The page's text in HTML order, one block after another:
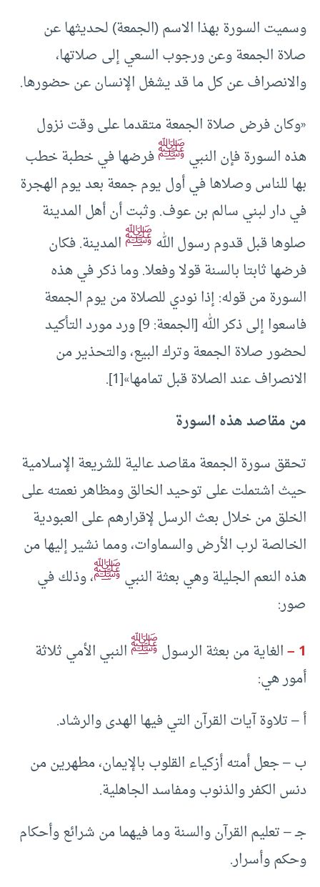
وسميت السورة بهذا الاسم (الجمعة) لحديثها عن
صلاة الجمعة وعن ورجوب السعي إلى صلاتها،
والانصراف عن كل ما قد يشغل الإنسان عن حضورها.
«وكان فرض صلاة الجمعة متقدما على وقت نزول
هذه السورة فإن النبيﷺفرضها في خطبة خطب
بها للناس وصلاها في أول يوم جمعة بعد يوم الهجرة
في دار لبني سالم بن عوف. وثبت أن أهل المدينة
صلوها قبل قدوم رسول اللهﷺالمدينة. فكان
فرضها ثابتا بالسنة قولا وفعلا. وما ذكر في هذه
السورة من قوله: إذا نودي للصلاة من يوم الجمعة
فاسعوا إلى ذكر الله [الجمعة: 9] ورد مورد التأكيد
لحضور صلاة الجمعة وترك البيع، والتحذير من
الانصراف عند الصلاة قبل تمامها»[1]
.
من مقاصد هذه السورة
تحقق سورة الجمعة مقاصد عالية للشريعة الإسلامية
حيث اشتملت على توحيد الخالق ومظاهر نعمته على
الخلق من خلال بعث الرسل لإقرارهم على العبودية
الخالصة لرب الأرض والسماوات، ومما نشير إليها من
هذه النعم الجليلة وهي بعثة النبيﷺ، وذلك في
صور:
1 –
الغاية من بعثة الرسولﷺالنبي الأمي ثلاثة
أمور هي:
أ – تلاوة آيات القرآن التي فيها الهدى والرشاد.
ب – جعل أمته أزكياء القلوب بالإيمان، مطهرين من
دنس الكفر والذنوب ومفاسد الجاهلية.
جـ – تعليم القرآن والسنة وما فيهما من شرائع وأحكام
وحكم وأسرار.